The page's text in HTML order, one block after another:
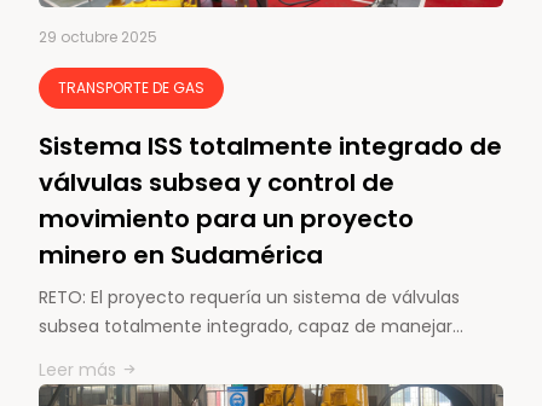
29 octubre 2025
TRANSPORTE DE GAS
Sistema ISS totalmente integrado de
válvulas subsea y control de
movimiento para un proyecto
minero en Sudamérica
RETO: El proyecto requería un sistema de válvulas
subsea totalmente integrado, capaz de manejar…
Leer más